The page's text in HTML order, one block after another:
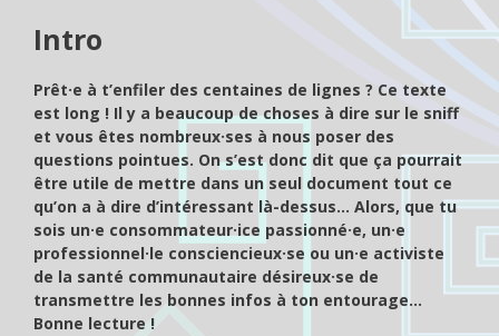
Intro
Prêt·e à t’enfiler des centaines de lignes ? Ce texte
est long ! Il y a beaucoup de choses à dire sur le sniff
et vous êtes nombreux·ses à nous poser des
questions pointues. On s’est donc dit que ça pourrait
être utile de mettre dans un seul document tout ce
qu’on a à dire d’intéressant là-dessus… Alors, que tu
sois un·e consommateur·ice passionné·e, un·e
professionnel·le consciencieux·se ou un·e activiste
de la santé communautaire désireux·se de
transmettre les bonnes infos à ton entourage…
Bonne lecture !